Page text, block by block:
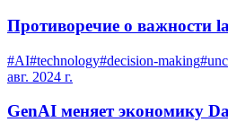
Противоречие о важности
#AI#technology#decision-making#
авг. 2024 г.
GenAI меняет экономику